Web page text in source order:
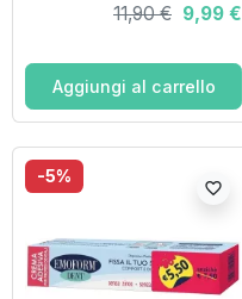
11,90 € 9,99 €
Aggiungi al carrello
-5%
favorite_border